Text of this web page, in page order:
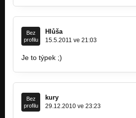
Bez
profilu
Hlůša
15.5.2011 ve 21:03
Je to týpek ;)
Bez
profilu
kury
29.12.2010 ve 23:23